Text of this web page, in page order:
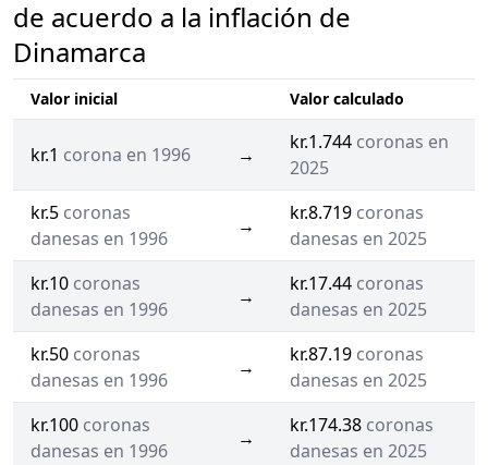
de acuerdo a la inflación de
Dinamarca
Valor inicial Valor calculado
kr.1 corona en 1996 →
kr.1.744 coronas en
2025
kr.5 coronas
danesas en 1996
→
kr.8.719 coronas
danesas en 2025
kr.10 coronas
danesas en 1996
→
kr.17.44 coronas
danesas en 2025
kr.50 coronas
danesas en 1996
→
kr.87.19 coronas
danesas en 2025
kr.100 coronas
danesas en 1996
→
kr.174.38 coronas
danesas en 2025